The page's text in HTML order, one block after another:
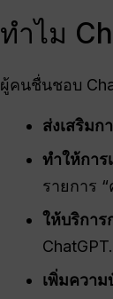
ทำไม
ผู้คนชื่นชอบ
ส่งเสริมก
ทำให้การ
รายการ
ให้บริการ
ChatGPT.
เพิ่มความ